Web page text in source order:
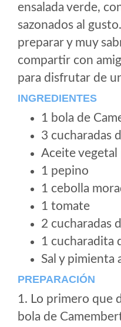
ensalada verde,
sazonados al
preparar y muy
compartir con
para disfrutar de
INGREDIENTES
1 bola de
3 cucharadas
Aceite vegetal
1 pepino
1 cebolla
1 tomate
2 cucharadas
1 cucharadita
Sal y pimienta
PREPARACIÓN
1. Lo primero que
bola de